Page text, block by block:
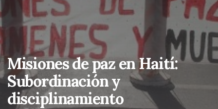
Misiones de paz en Haití:
Subordinación y
disciplinamiento